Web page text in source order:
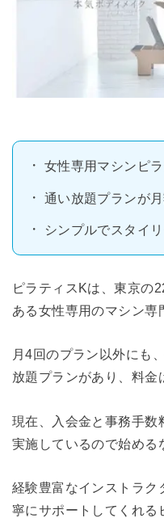
女性専用マシンピ
通い放題プランが
シンプルでスタイ
ピラティスKは、東京の
ある女性専用のマシン専
月4回のプラン以外にも
放題プランがあり、料金
現在、入会金と事務手数
実施しているので始める
経験豊富なインストラク
寧にサポートしてくれる